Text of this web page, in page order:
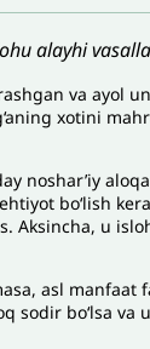
alayhi
va ayol
xotini
noshar’iy
bo‘lish
u
asl
sodir bo‘lsa va